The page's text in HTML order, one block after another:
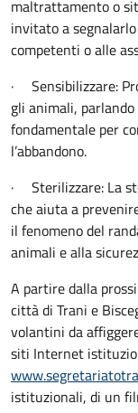
maltrattamento o
invitato a
competenti o alle
· Sensibilizzare:
gli animali,
fondamentale per
l’abbandono.
· Sterilizzare: La
che aiuta a
il fenomeno del
animali e alla
A partire dalla
città di Trani e
volantini da
siti Internet
istituzionali, di un